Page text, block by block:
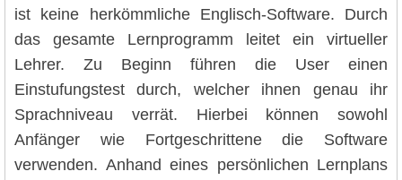
ist keine herkömmliche Englisch-Software. Durch
das gesamte Lernprogramm leitet ein virtueller
Lehrer. Zu Beginn führen die User einen
Einstufungstest durch, welcher ihnen genau ihr
Sprachniveau verrät. Hierbei können sowohl
Anfänger wie Fortgeschrittene die Software
verwenden. Anhand eines persönlichen Lernplans